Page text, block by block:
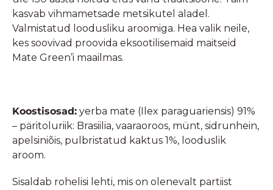
kasvab vihmametsade metsikutel aladel.
Valmistatud loodusliku aroomiga. Hea valik neile,
kes soovivad proovida eksootilisemaid maitseid
Mate Green’i maailmas.
Koostisosad: yerba mate (Ilex paraguariensis) 91%
– päritoluriik: Brasiilia, vaaraoroos, münt, sidrunhein,
apelsiniõis, pulbristatud kaktus 1%, looduslik
aroom.
Sisaldab rohelisi lehti, mis on olenevalt partiist